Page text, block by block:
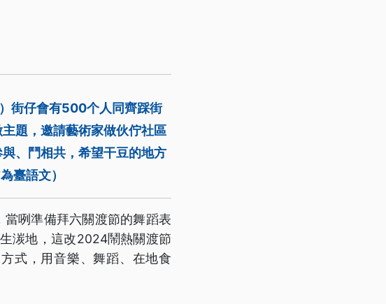
街仔會有500个人同齊踩街
題，邀請藝術家做伙佇社區
、鬥相共，希望干豆的地方
臺語文）
咧準備拜六關渡節的舞蹈表
湠地，這改2024鬧熱關渡節
式，用音樂、舞蹈、在地食